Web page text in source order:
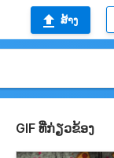
ສ້າງ
GIF ທີ່ກ່ຽວຂ້ອງ